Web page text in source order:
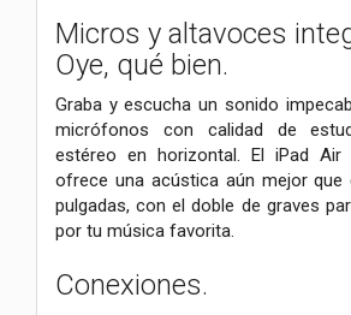
Micros y altavoces
Oye, qué bien.
Graba y escucha un sonido
micrófonos con calidad de
estéreo en horizontal. El iPad Air
ofrece una acústica aún mejor que
pulgadas, con el doble de graves
por tu música favorita.
Conexiones.